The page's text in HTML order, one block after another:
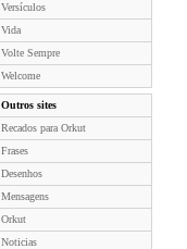
Versículos
Vida
Volte Sempre
Welcome
Outros sites
Recados para Orkut
Frases
Desenhos
Mensagens
Orkut
Noticias